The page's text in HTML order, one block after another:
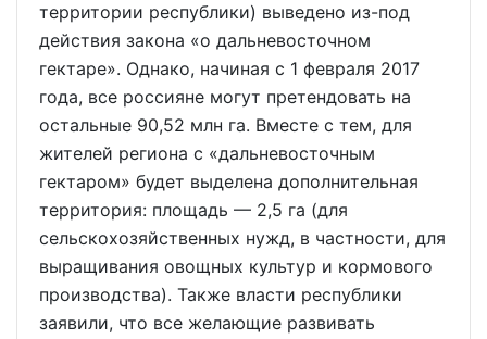
территории республики) выведено из-под
действия закона «о дальневосточном
гектаре». Однако, начиная с 1 февраля 2017
года, все россияне могут претендовать на
остальные 90,52 млн га. Вместе с тем, для
жителей региона с «дальневосточным
гектаром» будет выделена дополнительная
территория: площадь — 2,5 га (для
сельскохозяйственных нужд, в частности, для
выращивания овощных культур и кормового
производства). Также власти республики
заявили, что все желающие развивать